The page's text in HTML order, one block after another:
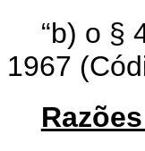
“b) o §
1967